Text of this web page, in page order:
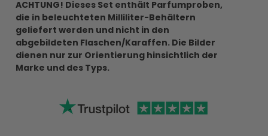
ACHTUNG! Dieses Set enthält Parfumproben,
die in beleuchteten Milliliter-Behältern
geliefert werden und nicht in den
abgebildeten Flaschen/Karaffen. Die Bilder
dienen nur zur Orientierung hinsichtlich der
Marke und des Typs.